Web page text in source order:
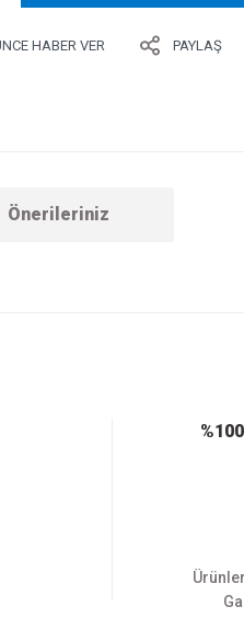
HABER VER PAYLAŞ
Önerileriniz